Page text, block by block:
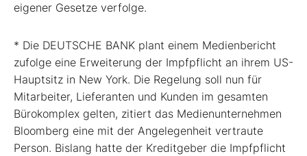
eigener Gesetze verfolge.
* Die DEUTSCHE BANK plant einem Medienbericht
zufolge eine Erweiterung der Impfpflicht an ihrem US-
Hauptsitz in New York. Die Regelung soll nun für
Mitarbeiter, Lieferanten und Kunden im gesamten
Bürokomplex gelten, zitiert das Medienunternehmen
Bloomberg eine mit der Angelegenheit vertraute
Person. Bislang hatte der Kreditgeber die Impfpflicht